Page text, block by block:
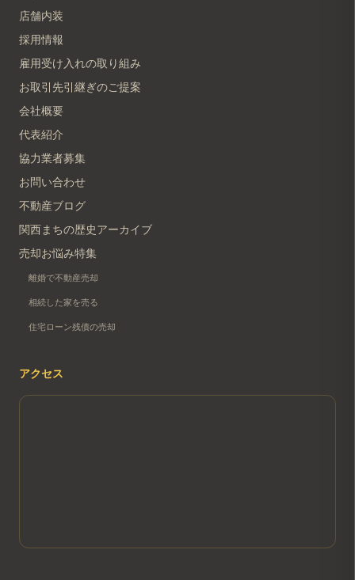
店舗内装
採用情報
雇用受け入れの取り組み
お取引先引継ぎのご提案
会社概要
代表紹介
協力業者募集
お問い合わせ
不動産ブログ
関西まちの歴史アーカイブ
売却お悩み特集
離婚で不動産売却
相続した家を売る
住宅ローン残債の売却
アクセス